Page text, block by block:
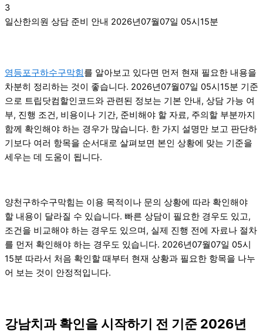
3
일산한의원 상담 준비 안내 2026년07월07일 05시15분
영등포구하수구막힘를 알아보고 있다면 먼저 현재 필요한 내용을
차분히 정리하는 것이 좋습니다. 2026년07월07일 05시15분 기준
으로 트립닷컴할인코드와 관련된 정보는 기본 안내, 상담 가능 여
부, 진행 조건, 비용이나 기간, 준비해야 할 자료, 주의할 부분까지
함께 확인해야 하는 경우가 많습니다. 한 가지 설명만 보고 판단하
기보다 여러 항목을 순서대로 살펴보면 본인 상황에 맞는 기준을
세우는 데 도움이 됩니다.
양천구하수구막힘는 이용 목적이나 문의 상황에 따라 확인해야
할 내용이 달라질 수 있습니다. 빠른 상담이 필요한 경우도 있고,
조건을 비교해야 하는 경우도 있으며, 실제 진행 전에 자료나 절차
를 먼저 확인해야 하는 경우도 있습니다. 2026년07월07일 05시
15분 따라서 처음 확인할 때부터 현재 상황과 필요한 항목을 나누
어 보는 것이 안정적입니다.
강남치과 확인을 시작하기 전 기준 2026년